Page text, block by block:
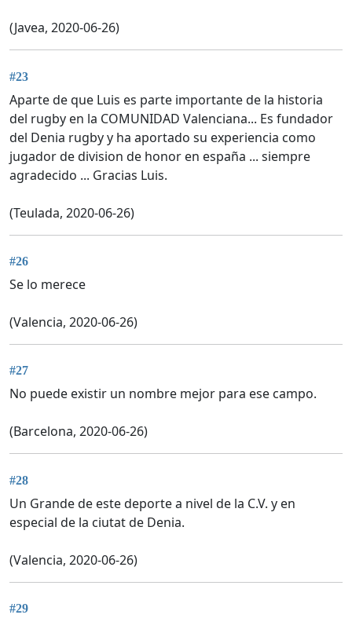
(Javea, 2020-06-26)
#23
Aparte de que Luis es parte importante de la historia
del rugby en la COMUNIDAD Valenciana... Es fundador
del Denia rugby y ha aportado su experiencia como
jugador de division de honor en españa ... siempre
agradecido ... Gracias Luis.
(Teulada, 2020-06-26)
#26
Se lo merece
(Valencia, 2020-06-26)
#27
No puede existir un nombre mejor para ese campo.
(Barcelona, 2020-06-26)
#28
Un Grande de este deporte a nivel de la C.V. y en
especial de la ciutat de Denia.
(Valencia, 2020-06-26)
#29